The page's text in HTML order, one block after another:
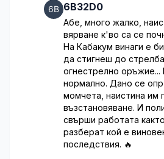
6B32D0
Абе, много жалко,
вярване к'во са се
На Кабакум винаги е
да стигнеш до
огнестрелно оръжие...
нормално. Дано се
момчета, наистина им
възстановяване. И
свърши работата
разберат кой е
последствия. 🔥